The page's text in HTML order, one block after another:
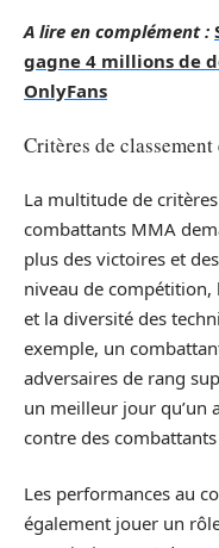
A lire en complément :
gagne 4 millions de
OnlyFans
Critères de
La multitude de
combattants MMA
plus des victoires et
niveau de compétition,
et la diversité des
exemple, un
adversaires de rang
un meilleur jour qu’un
contre des
Les performances au
également jouer un